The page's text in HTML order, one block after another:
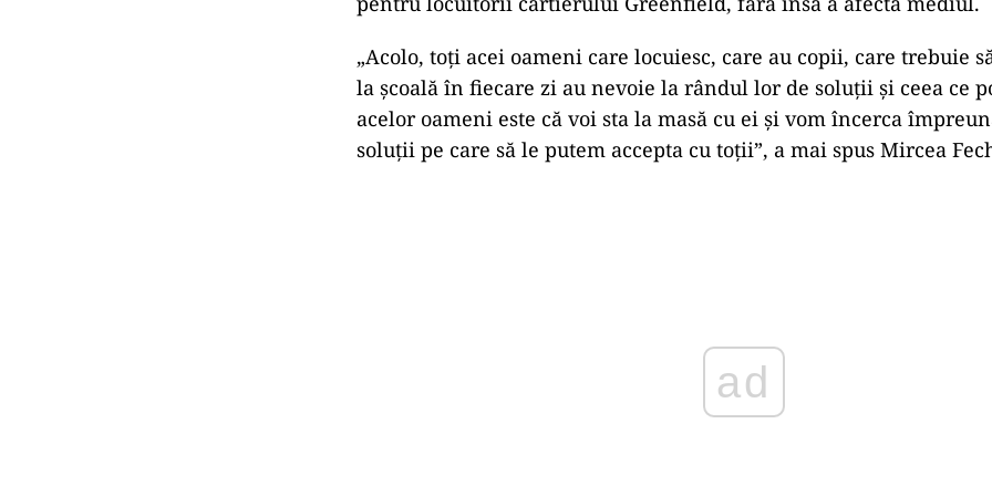
„Acolo, toți acei oameni care locuiesc, care au copii, care trebuie
la școală în fiecare zi au nevoie la rândul lor de soluții și ceea ce
acelor oameni este că voi sta la masă cu ei și vom încerca
soluții pe care să le putem accepta cu toții”, a mai spus Mircea
ad